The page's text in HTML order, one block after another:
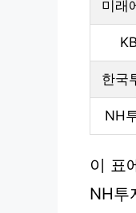
미래
한국
NH
이 표
NH투